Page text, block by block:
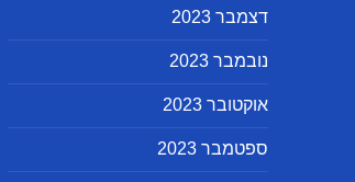
דצמבר 2023
נובמבר 2023
אוקטובר 2023
ספטמבר 2023